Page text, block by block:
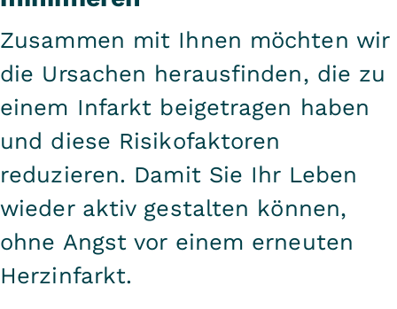
Zusammen mit Ihnen möchten wir
die Ursachen herausfinden, die zu
einem Infarkt beigetragen haben
und diese Risikofaktoren
reduzieren. Damit Sie Ihr Leben
wieder aktiv gestalten können,
ohne Angst vor einem erneuten
Herzinfarkt.